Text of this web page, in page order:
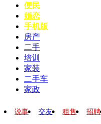
便民
婚恋
手机版
房产
二手
培训
家装
二手车
家政
说事 交友 租售 招聘